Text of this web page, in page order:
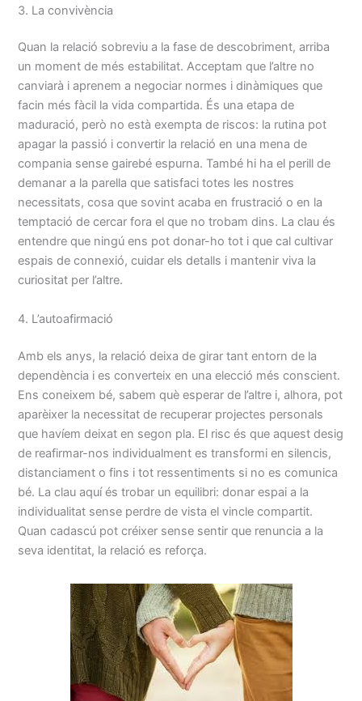
3. La convivència
Quan la relació sobreviu a la fase de descobriment, arriba
un moment de més estabilitat. Acceptam que l’altre no
canviarà i aprenem a negociar normes i dinàmiques que
facin més fàcil la vida compartida. És una etapa de
maduració, però no està exempta de riscos: la rutina pot
apagar la passió i convertir la relació en una mena de
compania sense gairebé espurna. També hi ha el perill de
demanar a la parella que satisfaci totes les nostres
necessitats, cosa que sovint acaba en frustració o en la
temptació de cercar fora el que no trobam dins. La clau és
entendre que ningú ens pot donar-ho tot i que cal cultivar
espais de connexió, cuidar els detalls i mantenir viva la
curiositat per l’altre.
4. L’autoafirmació
Amb els anys, la relació deixa de girar tant entorn de la
dependència i es converteix en una elecció més conscient.
Ens coneixem bé, sabem què esperar de l’altre i, alhora, pot
aparèixer la necessitat de recuperar projectes personals
que havíem deixat en segon pla. El risc és que aquest desig
de reafirmar-nos individualment es transformi en silencis,
distanciament o fins i tot ressentiments si no es comunica
bé. La clau aquí és trobar un equilibri: donar espai a la
individualitat sense perdre de vista el vincle compartit.
Quan cadascú pot créixer sense sentir que renuncia a la
seva identitat, la relació es reforça.